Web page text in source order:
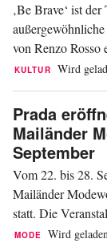
‚Be Brave‘ ist
von Renzo Rosso
italienischen
Kommunikation.
KULTUR Wird
Prada
Mailänder
September
Vom 22. bis 28.
Mailänder
statt. Die
Unterstützung des
MODE Wird